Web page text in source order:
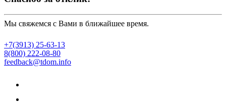
Мы свяжемся с Вами в ближайшее время.
+7(3913) 25-63-13
8(800) 222-08-80
feedback@tdom.info